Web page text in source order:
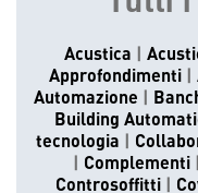
Acustica
Approfondimenti
Automazione
Building
tecnologia
Complementi
Controsoffitti